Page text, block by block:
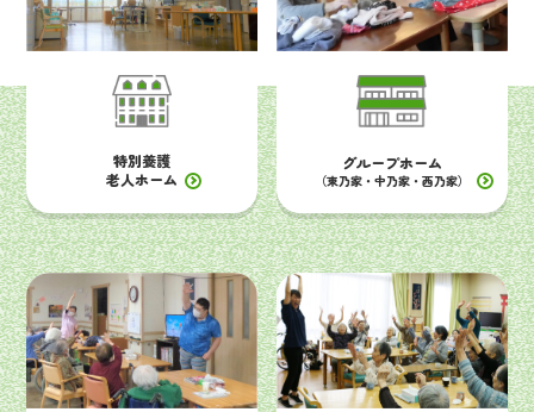
特別養護
老人ホーム
グループホーム
（東乃家・中乃家・西乃家）